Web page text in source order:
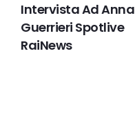
Intervista Ad Anna
Guerrieri Spotlive
RaiNews